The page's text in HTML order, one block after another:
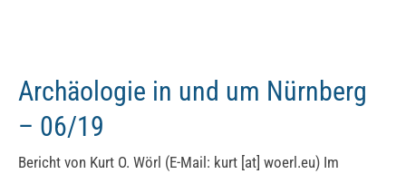
Archäologie in und um Nürnberg
– 06/19
Bericht von Kurt O. Wörl (E-Mail: kurt [at] woerl.eu) Im